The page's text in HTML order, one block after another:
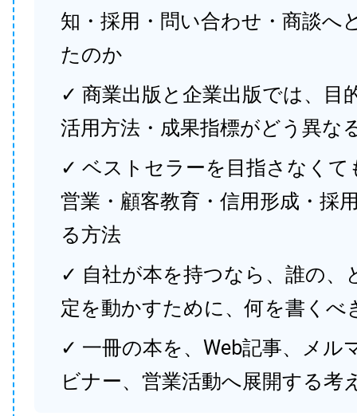
知・採用・問い合わせ・商談へ
たのか
✓ 商業出版と企業出版では、目
活用方法・成果指標がどう異な
✓ ベストセラーを目指さなくて
営業・顧客教育・信用形成・採
る方法
✓ 自社が本を持つなら、誰の、
定を動かすために、何を書くべ
✓ 一冊の本を、Web記事、メル
ビナー、営業活動へ展開する考